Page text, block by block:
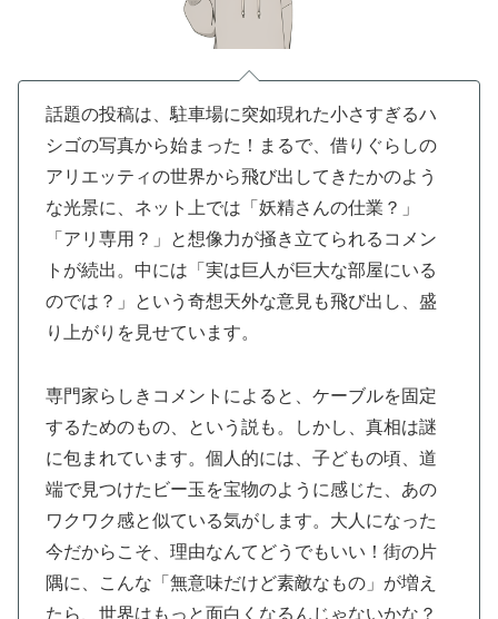
話題の投稿は、駐車場に突如現れた小さすぎるハ
シゴの写真から始まった！まるで、借りぐらしの
アリエッティの世界から飛び出してきたかのよう
な光景に、ネット上では「妖精さんの仕業？」
「アリ専用？」と想像力が掻き立てられるコメン
トが続出。中には「実は巨人が巨大な部屋にいる
のでは？」という奇想天外な意見も飛び出し、盛
り上がりを見せています。
専門家らしきコメントによると、ケーブルを固定
するためのもの、という説も。しかし、真相は謎
に包まれています。個人的には、子どもの頃、道
端で見つけたビー玉を宝物のように感じた、あの
ワクワク感と似ている気がします。大人になった
今だからこそ、理由なんてどうでもいい！街の片
隅に、こんな「無意味だけど素敵なもの」が増え
たら、世界はもっと面白くなるんじゃないかな？